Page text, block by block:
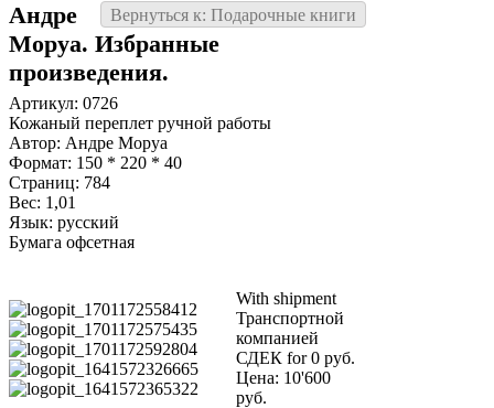
Вернуться к: Подарочные книги
Андре
Моруа. Избранные
произведения.
Артикул: 0726
Кожаный переплет ручной работы
Автор: Андре Моруа
Формат: 150 * 220 * 40
Страниц: 784
Вес: 1,01
Язык: русский
Бумага офсетная
With shipment
Транспортной
компанией
СДЕК for 0 руб.
Цена: 10'600
руб.